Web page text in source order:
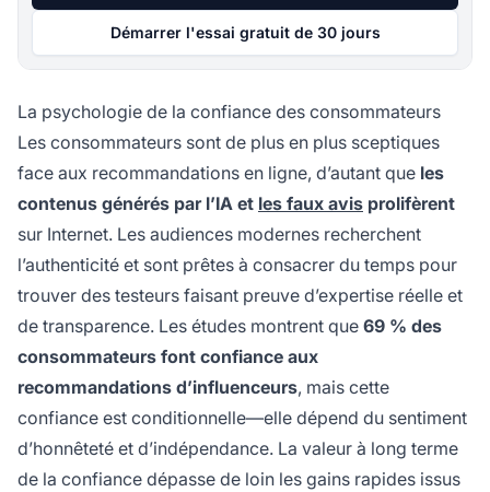
Démarrer l'essai gratuit de 30 jours
La psychologie de la confiance des consommateurs
Les consommateurs sont de plus en plus sceptiques
face aux recommandations en ligne, d’autant que les
contenus générés par l’IA et les faux avis prolifèrent
sur Internet. Les audiences modernes recherchent
l’authenticité et sont prêtes à consacrer du temps pour
trouver des testeurs faisant preuve d’expertise réelle et
de transparence. Les études montrent que 69 % des
consommateurs font confiance aux
recommandations d’influenceurs, mais cette
confiance est conditionnelle—elle dépend du sentiment
d’honnêteté et d’indépendance. La valeur à long terme
de la confiance dépasse de loin les gains rapides issus